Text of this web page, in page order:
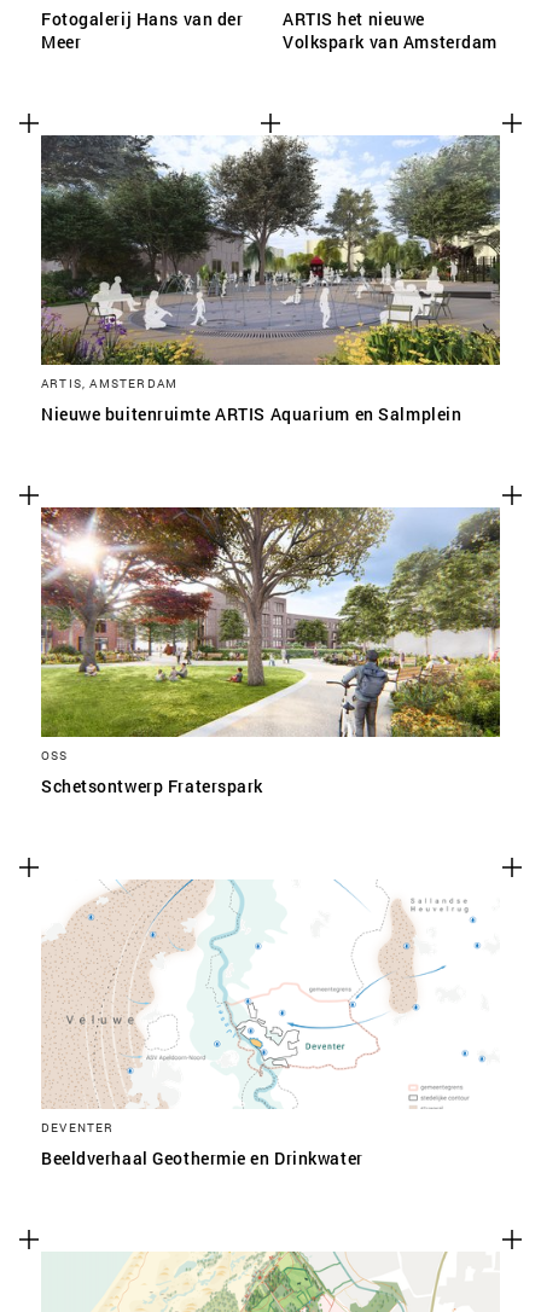
Fotogalerij Hans van der
Meer
ARTIS het nieuwe
Volkspark van Amsterdam
ARTIS, AMSTERDAM
Nieuwe buitenruimte ARTIS Aquarium en Salmplein
OSS
Schetsontwerp Fraterspark
DEVENTER
Beeldverhaal Geothermie en Drinkwater